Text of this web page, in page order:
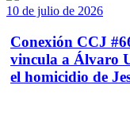
10 de julio de 2026
Conexión CCJ
vincula a Álvaro
el homicidio de